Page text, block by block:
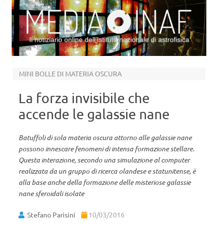
Il notiziario online dell’Istituto nazionale di astrofisica
MINI BOLLE DI MATERIA OSCURA
La forza invisibile che
accende le galassie nane
Batuffoli di sola materia oscura attorno alle galassie nane
possono innescare fenomeni di intensa formazione stellare.
Questa interazione, secondo una simulazione al computer
realizzata da un gruppo di ricerca olandese e statunitense, è
alla base anche della formazione delle misteriose galassie
nane sferoidali isolate
Stefano Parisini 10/03/2016